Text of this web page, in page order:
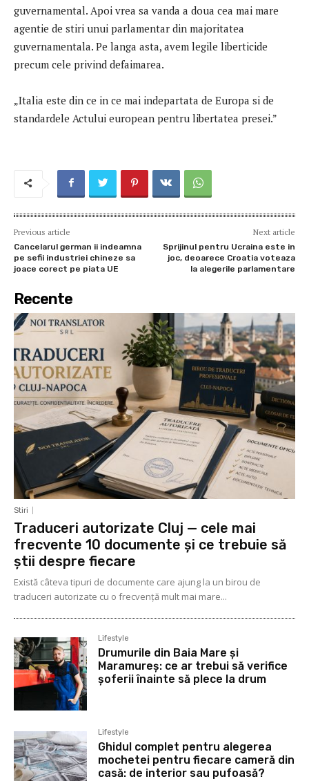
guvernamental. Apoi vrea sa vanda a doua cea mai mare
agentie de stiri unui parlamentar din majoritatea
guvernamentala. Pe langa asta, avem legile liberticide
precum cele privind defaimarea.
„Italia este din ce in ce mai indepartata de Europa si de
standardele Actului european pentru libertatea presei.”
Previous article
Cancelarul german ii indeamna
pe sefii industriei chineze sa
joace corect pe piata UE
Next article
Sprijinul pentru Ucraina este in
joc, deoarece Croatia voteaza
la alegerile parlamentare
Recente
Stiri
Traduceri autorizate Cluj — cele mai
frecvente 10 documente și ce trebuie să
știi despre fiecare
Există câteva tipuri de documente care ajung la un birou de
traduceri autorizate cu o frecvență mult mai mare...
Lifestyle
Drumurile din Baia Mare și
Maramureș: ce ar trebui să verifice
șoferii înainte să plece la drum
Lifestyle
Ghidul complet pentru alegerea
mochetei pentru fiecare cameră din
casă: de interior sau pufoasă?